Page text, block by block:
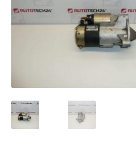
Kassa
Levering
Mijn account